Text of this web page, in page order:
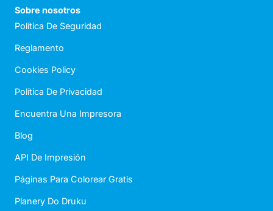
Sobre nosotros
Política De Seguridad
Reglamento
Cookies Policy
Política De Privacidad
Encuentra Una Impresora
Blog
API De Impresión
Páginas Para Colorear Gratis
Planery Do Druku